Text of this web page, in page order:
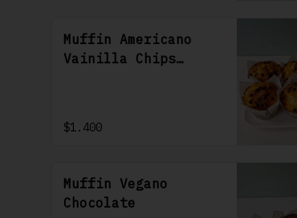
Muffin Americano
Vainilla Chips
$1.400
Muffin Vegano
Chocolate